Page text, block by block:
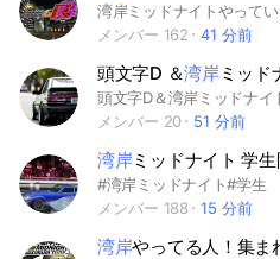
メンバー 162
41 分前
頭文字D ＆湾岸ミッド
メンバー 20
51 分前
湾岸ミッドナイト 学生
#湾岸ミッドナイト#学生
メンバー 188
15 分前
湾岸やってる人！集ま